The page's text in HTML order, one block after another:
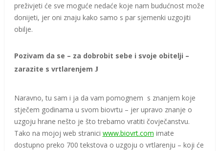
preživjeti će sve moguće nedaće koje nam budućnost može
donijeti, jer oni znaju kako samo s par sjemenki uzgojiti
obilje.
Pozivam da se – za dobrobit sebe i svoje obitelji –
zarazite s vrtlarenjem J
Naravno, tu sam i ja da vam pomognem s znanjem koje
stječem godinama u svom biovrtu – jer upravo znanje o
uzgoju hrane nešto je što trebamo vratiti čovječanstvu.
Tako na mojoj web stranici www.biovrt.com imate
dostupno preko 700 tekstova o uzgoju o vrtlarenju – koji će